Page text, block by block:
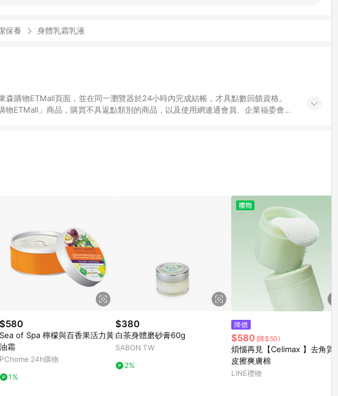
保養 身體乳霜乳液
森購物ETMall頁面，並在同一瀏覽器於24小時內完成結帳，才具點數回饋資格。
物ETMall」商品，購買不具返點類別的商品，以及使用網連通會員、企業福委會員
單、退貨、退款或購物中登出東森購物ETMall，將無法獲得點數回饋。 5. 點數回
一商品最高回饋點數」機制(特殊活動時開放「回饋無上限」)，以同一訂單中同一
商品規格、顏色、價位、贈品與東森購物ETMall銷售網頁不符，以銷售網頁標示為
單日期+180天以內至LINE購物客服洽詢；若超過180天(含)以上進行申訴，恕無法
定商品使用，或不適用於無回饋商品。各點數紅包之適用商品與使用條件請依點數
$580
Sea of Spa 檸檬與百香果活力黃
油霜
PChome 24h購物
1%
$380
白茶身體磨砂膏60g
SABON TW
2%
降價
$580 (降$50)
煩惱再見【Celimax 】去角質橡
皮擦爽膚棉
LINE禮物